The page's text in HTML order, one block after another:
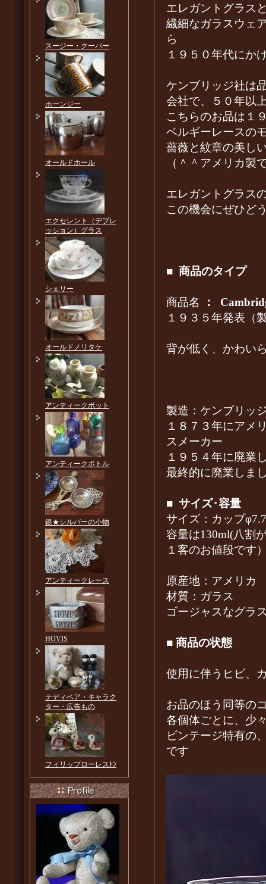
エレガントグラス
繊細なガラスウェ
ら
１９５０年代にか
ケンブリッジ社は
会社で、５０年以
こちらのお品は１
ベルギーレースの
薔薇と紋章の美し
（＾＾アメリカ製
エレガントグラス
この機会にぜひど
■ 商品のタイプ
商品名 ：
１９３５年発表（
背が低く、かわい
製造：ケンブリッ
１８７３年にアメ
スメーカー
１９５４年に廃業
最終的に廃業しま
■ サイズ･容量
サイズ：カップ
容量は130ml(八割
１客のお値段です
原産地：アメ
材質：ガラス
ゴージャスなグラ
■ 商品の状態
使用に伴うヒビ、
お品のほう同等の
各個体ごとに、少
ビンテージ特有の
です
スージー・クーパー
ホーンジー
オールドホール
エクセレント（デプレ
ッション）グラス
シェリー
オールドノリタケ
アンティークポット
アンティークボトル
銀★シルバーの小物
アンティークレース
HOVIS
テディベア・キャラク
ター・広告もの
フィリップローレスﾄﾝ